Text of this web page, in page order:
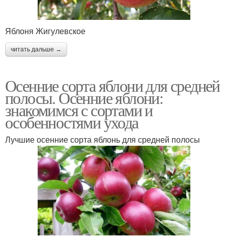
Яблоня Жигулевское
читать дальше →
Осенние сорта яблони для средней
полосы. Осенние яблони:
знакомимся с сортами и
особенностями ухода
Лучшие осенние сорта яблонь для средней полосы